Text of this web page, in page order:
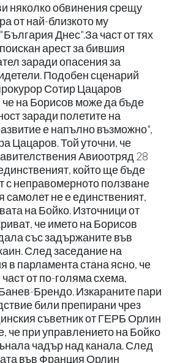
няколко обвинения срещу
от най-близкото му
Днес".За част от тях
арест за бившия
заради опасения за
Подобен сценарий
Сотир Цацаров
че на Борисов може да бъде
заради полетите на
е напълно възможно",
Цацаров. Той уточни, че
Авиоотряд 28
който ще бъде
с неправомерното ползване
самолет не е единственият,
на Бойко. Източници от
че името на Борисов
със задържаните във
След заседание на
в парламента стана ясно, че
от по-голяма схема,
Брендо. Изкараните пари
били препирани чрез
съветник от ГЕРБ Орлин
че при управлението на Бойко
чадър над канала. След
във Франция Орлин